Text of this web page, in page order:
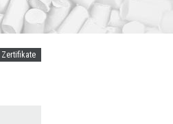
Zertifikate